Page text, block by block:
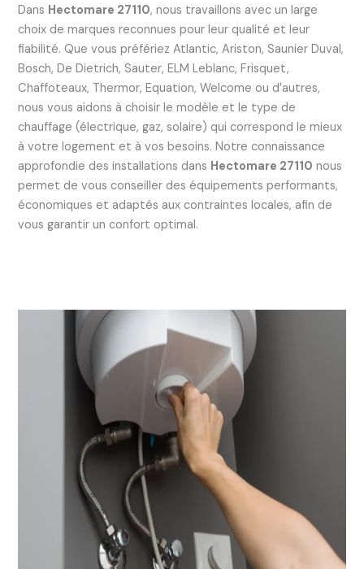
Dans Hectomare 27110, nous travaillons avec un large
choix de marques reconnues pour leur qualité et leur
fiabilité. Que vous préfériez Atlantic, Ariston, Saunier Duval,
Bosch, De Dietrich, Sauter, ELM Leblanc, Frisquet,
Chaffoteaux, Thermor, Equation, Welcome ou d’autres,
nous vous aidons à choisir le modèle et le type de
chauffage (électrique, gaz, solaire) qui correspond le mieux
à votre logement et à vos besoins. Notre connaissance
approfondie des installations dans Hectomare 27110 nous
permet de vous conseiller des équipements performants,
économiques et adaptés aux contraintes locales, afin de
vous garantir un confort optimal.